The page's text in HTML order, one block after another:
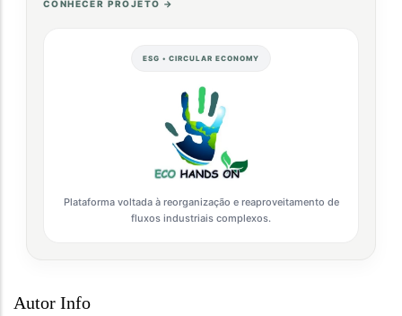
CONHECER PROJETO →
ESG • CIRCULAR ECONOMY
Plataforma voltada à reorganização e reaproveitamento de
fluxos industriais complexos.
Autor Info